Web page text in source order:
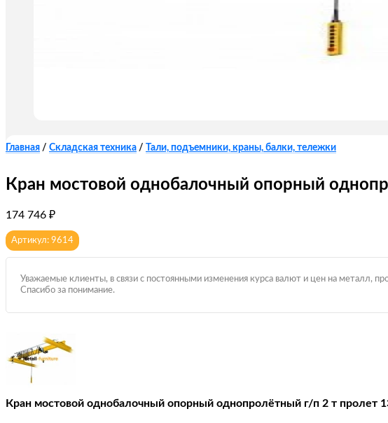
Главная / Складская техника / Тали, подъемники, краны, балки, тележки
Кран мостовой однобалочный опорный
174 746 ₽
Артикул: 9614
Уважаемые клиенты, в связи с постоянными изменения курса валют и цен на металл,
Спасибо за понимание.
Кран мостовой однобалочный опорный однопролётный г/п 2 т пролет